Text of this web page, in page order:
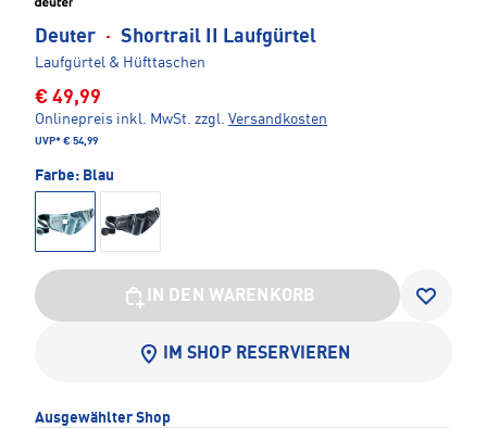
Deuter · Shortrail II Laufgürtel
Laufgürtel & Hüfttaschen
€ 49,99
Onlinepreis inkl. MwSt. zzgl. Versandkosten
UVP* € 54,99
Farbe: Blau
IN DEN WARENKORB
IM SHOP RESERVIEREN
Ausgewählter Shop